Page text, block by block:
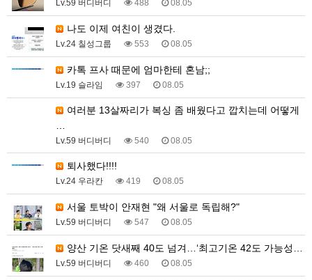
Lv.59 버디버디 488 08.05
나도 이제 여친이 생겼다.
Lv.24 칠성그룹 553 08.05
카톡 프사 때문에 엄마한테 혼남;;
Lv.19 슬라임 397 08.05
Lv.59 버디버디 540 08.05
퇴사했다!!!!
Lv.24 우라칸 419 08.05
서울 토박이 안재현 "왜 서울로 독립해?"
Lv.59 버디버디 547 08.05
양산 기온 닷새째 40도 넘겨…‘최고기온 42도 가능성…
Lv.59 버디버디 460 08.05